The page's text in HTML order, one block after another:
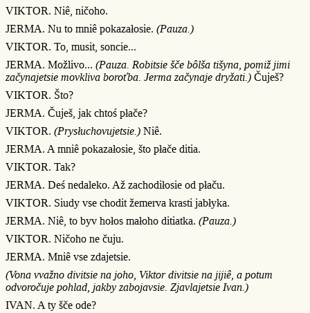
VIKTOR. Niê, ničoho.
JERMA. Nu to mniê pokazałosie. (Pauza.)
VIKTOR. To, musit, soncie...
JERMA. Možlivo... (Pauza. Robitsie šče bôlša tišyna, pomiž jimi
začynajetsie movkliva boroťba. Jerma začynaje dryžati.) Čuješ?
VIKTOR. Što?
JERMA. Čuješ, jak chtoś płače?
VIKTOR. (Prysłuchovujetsie.) Niê.
JERMA. A mniê pokazałosie, što płače ditia.
VIKTOR. Tak?
JERMA. Deś nedaleko. Až zachodiłosie od płaču.
VIKTOR. Siudy vse chodit žemerva krasti jabłyka.
JERMA. Niê, to byv hołos małoho ditiatka. (Pauza.)
VIKTOR. Ničoho ne čuju.
JERMA. Mniê vse zdajetsie.
(Vona vvažno divitsie na joho, Viktor divitsie na jijiê, a potum
odvoročuje pohlad, jakby zabojavsie. Zjavlajetsie Ivan.)
IVAN. A ty šče ode?